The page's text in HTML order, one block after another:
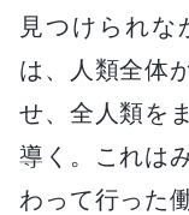
見つけられな
は、人類全体
せ、全人類を
導く。これは
わって行った